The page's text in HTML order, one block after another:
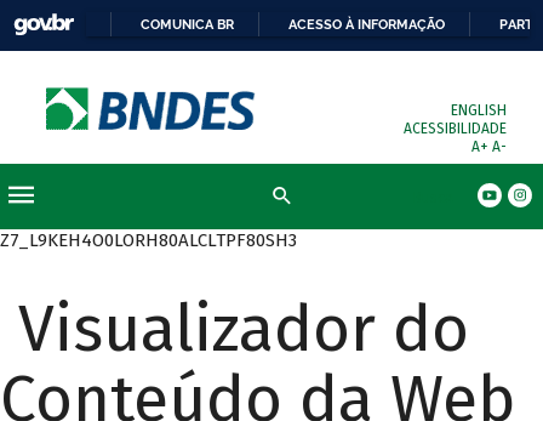
COMUNICA BR ACESSO À INFORMAÇÃO
ENGLISH
ACESSIBILIDADE
A+ A-
Z7_L9KEH4O0LORH80ALCLTPF80SH3
Visualizador do
Conteúdo da Web